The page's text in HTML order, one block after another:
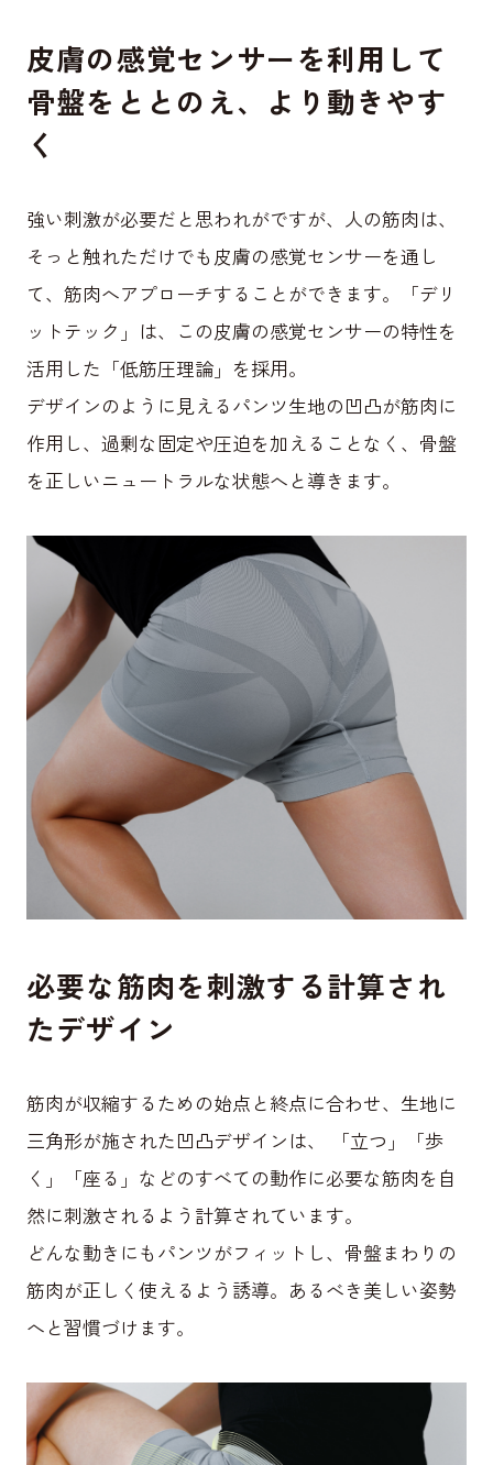
皮膚の感覚センサーを利用して
骨盤をととのえ、より動きやす
く
強い刺激が必要だと思われがですが、人の筋肉は、
そっと触れただけでも皮膚の感覚センサーを通し
て、筋肉へアプローチすることができます。「デリ
ットテック」は、この皮膚の感覚センサーの特性を
活用した「低筋圧理論」を採用。
デザインのように見えるパンツ生地の凹凸が筋肉に
作用し、過剰な固定や圧迫を加えることなく、骨盤
を正しいニュートラルな状態へと導きます。
必要な筋肉を刺激する計算され
たデザイン
筋肉が収縮するための始点と終点に合わせ、生地に
三角形が施された凹凸デザインは、 「立つ」「歩
く」「座る」などのすべての動作に必要な筋肉を自
然に刺激されるよう計算されています。
どんな動きにもパンツがフィットし、骨盤まわりの
筋肉が正しく使えるよう誘導。あるべき美しい姿勢
へと習慣づけます。